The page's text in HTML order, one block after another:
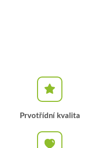
Prvotřídní kvalita